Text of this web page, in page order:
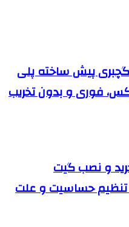
گچبری پیش ساخته پلی
فوری و بدون تخریب
و نصب گیت
تنظیم حساسیت و علت